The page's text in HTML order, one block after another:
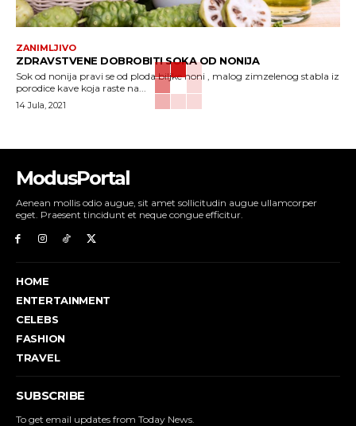
ZANIMLJIVO
ZDRAVSTVENE DOBROBITI SOKA OD NONIJA
Sok od nonija pravi se od ploda biljke noni , malog zimzelenog stabla iz
porodice kave koja raste na...
14 Jula, 2021
ModusPortal
Aenean mollis odio augue, sit amet sollicitudin augue ullamcorper
eget. Praesent tincidunt et neque congue efficitur.
HOME
ENTERTAINMENT
CELEBS
FASHION
TRAVEL
SUBSCRIBE
To get email updates from Today News.